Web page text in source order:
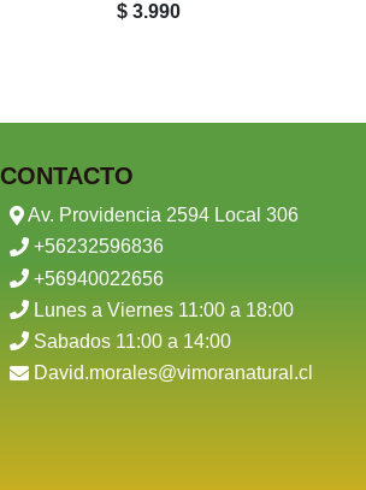
$ 3.990
CONTACTO
Av. Providencia 2594 Local 306
+56232596836
+56940022656
Lunes a Viernes 11:00 a 18:00
Sabados 11:00 a 14:00
David.morales@vimoranatural.cl